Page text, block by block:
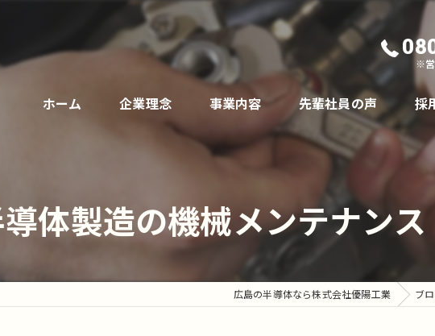
※営
ホーム 企業理念 事業内容 先輩社員の声 採
体製造の機械メンテナン
広島の半導体なら株式会社優陽工業 ブ